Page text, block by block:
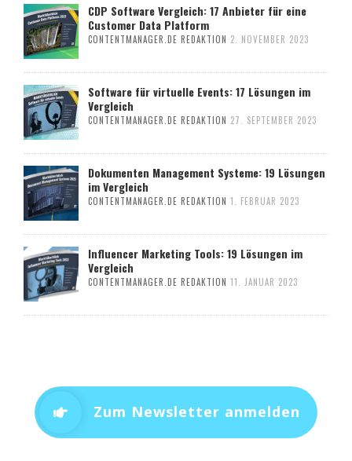
CDP Software Vergleich: 17 Anbieter für eine
Customer Data Platform
CONTENTMANAGER.DE REDAKTION 2. NOVEMBER 2023
Software für virtuelle Events: 17 Lösungen im
Vergleich
CONTENTMANAGER.DE REDAKTION 27. SEPTEMBER 2023
Dokumenten Management Systeme: 19 Lösungen
im Vergleich
CONTENTMANAGER.DE REDAKTION 1. FEBRUAR 2023
Influencer Marketing Tools: 19 Lösungen im
Vergleich
CONTENTMANAGER.DE REDAKTION 11. JANUAR 2023
Zum Newsletter anmelden